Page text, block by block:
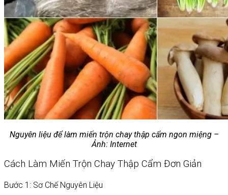
Nguyên liệu để làm miến trộn chay thập cẩm ngon miệng –
Ảnh: Internet
Cách Làm Miến Trộn Chay Thập Cẩm Đơn Giản
Bước 1: Sơ Chế Nguyên Liệu